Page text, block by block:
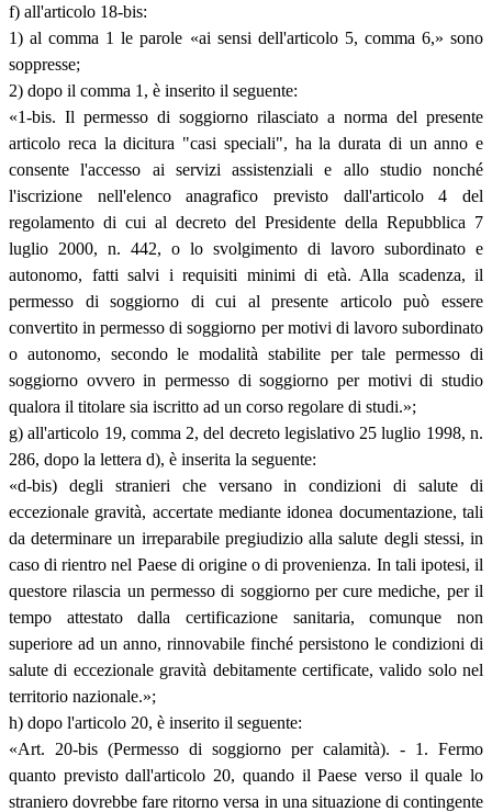
f) all'articolo 18-bis:
1) al comma 1 le parole «ai sensi dell'articolo 5, comma 6,» sono
soppresse;
2) dopo il comma 1, è inserito il seguente:
«1-bis. Il permesso di soggiorno rilasciato a norma del presente
articolo reca la dicitura "casi speciali", ha la durata di un anno e
consente l'accesso ai servizi assistenziali e allo studio nonché
l'iscrizione nell'elenco anagrafico previsto dall'articolo 4 del
regolamento di cui al decreto del Presidente della Repubblica 7
luglio 2000, n. 442, o lo svolgimento di lavoro subordinato e
autonomo, fatti salvi i requisiti minimi di età. Alla scadenza, il
permesso di soggiorno di cui al presente articolo può essere
convertito in permesso di soggiorno per motivi di lavoro subordinato
o autonomo, secondo le modalità stabilite per tale permesso di
soggiorno ovvero in permesso di soggiorno per motivi di studio
qualora il titolare sia iscritto ad un corso regolare di studi.»;
g) all'articolo 19, comma 2, del decreto legislativo 25 luglio 1998, n.
286, dopo la lettera d), è inserita la seguente:
«d-bis) degli stranieri che versano in condizioni di salute di
eccezionale gravità, accertate mediante idonea documentazione, tali
da determinare un irreparabile pregiudizio alla salute degli stessi, in
caso di rientro nel Paese di origine o di provenienza. In tali ipotesi, il
questore rilascia un permesso di soggiorno per cure mediche, per il
tempo attestato dalla certificazione sanitaria, comunque non
superiore ad un anno, rinnovabile finché persistono le condizioni di
salute di eccezionale gravità debitamente certificate, valido solo nel
territorio nazionale.»;
h) dopo l'articolo 20, è inserito il seguente:
«Art. 20-bis (Permesso di soggiorno per calamità). - 1. Fermo
quanto previsto dall'articolo 20, quando il Paese verso il quale lo
straniero dovrebbe fare ritorno versa in una situazione di contingente